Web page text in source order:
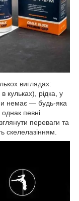
виглядах:
кульках), рідка, у
немає — будь-яка
певні
переваги та
скелелазінням.